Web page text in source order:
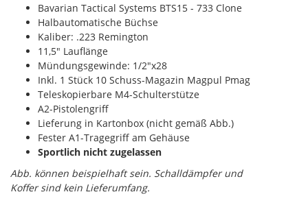
Bavarian Tactical Systems BTS15 - 733 Clone
Halbautomatische Büchse
Kaliber: .223 Remington
11,5" Lauflänge
Mündungsgewinde: 1/2"x28
Inkl. 1 Stück 10 Schuss-Magazin Magpul Pmag
Teleskopierbare M4-Schulterstütze
A2-Pistolengriff
Lieferung in Kartonbox (nicht gemäß Abb.)
Fester A1-Tragegriff am Gehäuse
Sportlich nicht zugelassen
Abb. können beispielhaft sein. Schalldämpfer und
Koffer sind kein Lieferumfang.